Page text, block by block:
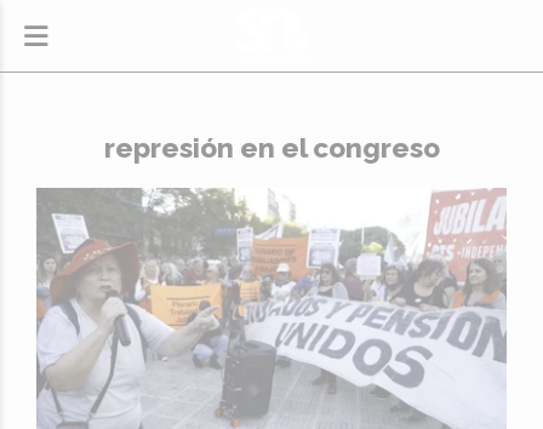
represión en el congreso